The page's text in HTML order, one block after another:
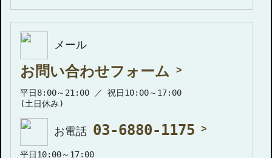
メール
お問い合わせフォーム
平日8:00～21:00 ／ 祝日10:00～17:00
(土日休み)
お電話 03-6880-1175
平日10:00～17:00